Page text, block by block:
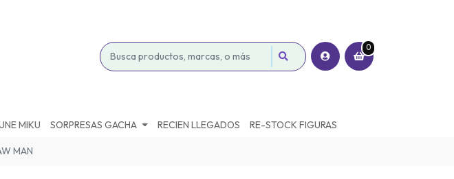
0
MIKU SORPRESAS GACHA RECIEN LLEGADOS RE-STOCK FIGURAS
MAN